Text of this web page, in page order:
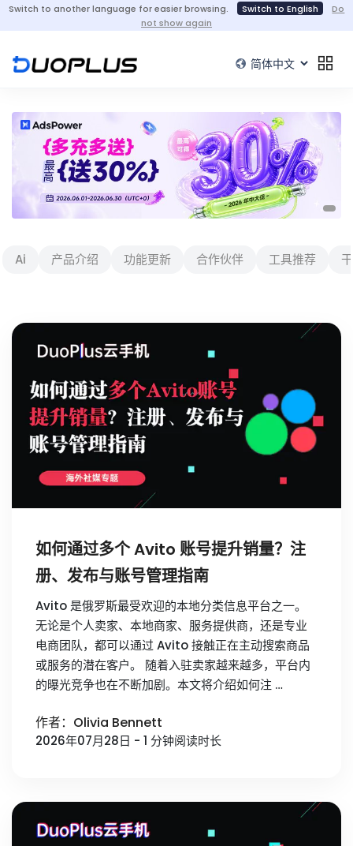
Switch to another language for easier browsing. Switch to English
Do
not show again
Ai 产品介绍 功能更新 合作伙伴 工具推荐
如何通过多个 Avito 账号提升销量？注
册、发布与账号管理指南
Avito 是俄罗斯最受欢迎的本地分类信息平台之一。
无论是个人卖家、本地商家、服务提供商，还是专业
电商团队，都可以通过 Avito 接触正在主动搜索商品
或服务的潜在客户。 随着入驻卖家越来越多，平台内
的曝光竞争也在不断加剧。本文将介绍如何注 …
作者：Olivia Bennett
2026年07月28日 - 1 分钟阅读时长